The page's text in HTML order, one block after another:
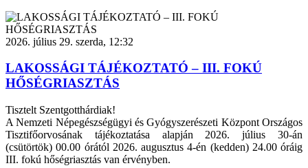
2026. július 29. szerda, 12:32
LAKOSSÁGI TÁJÉKOZTATÓ – III. FOKÚ
HŐSÉGRIASZTÁS
Tisztelt Szentgotthárdiak!
A Nemzeti Népegészségügyi és Gyógyszerészeti Központ Országos
Tisztifőorvosának tájékoztatása alapján 2026. július 30-án
(csütörtök) 00.00 órától 2026. augusztus 4-én (kedden) 24.00 óráig
III. fokú hőségriasztás van érvényben.